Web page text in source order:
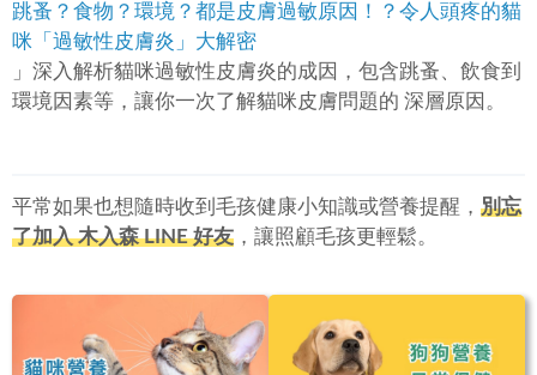
跳蚤？食物？環境？都是皮膚過敏原因！？令人頭疼的貓
咪「過敏性皮膚炎」大解密
」深入解析貓咪過敏性皮膚炎的成因，包含跳蚤、飲食到
環境因素等，讓你一次了解貓咪皮膚問題的 深層原因。
平常如果也想隨時收到毛孩健康小知識或營養提醒， 別忘
了加入 木入森 LINE 好友 ，讓照顧毛孩更輕鬆。